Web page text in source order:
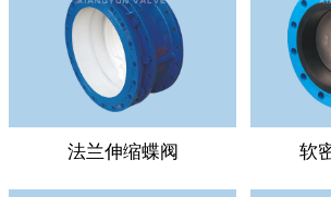
法兰伸缩蝶阀 软